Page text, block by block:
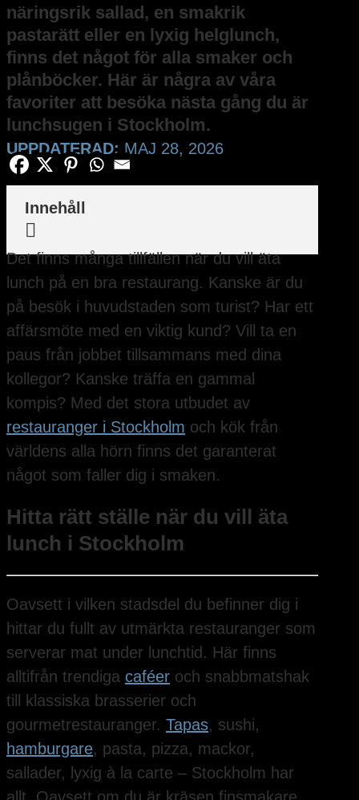
näringsrik sallad, en smakrik
pastarätt eller en lyxig helglunch,
finns det något för alla smaker och
plånböcker. Här är några av våra
favoriter att besöka nästa gång du är
lunchsugen i Stockholm.
UPPDATERAD: MAJ 28, 2026
Innehåll

Det finns många tillfällen när du vill äta
lunch på en bra restaurang. Kanske är du
på besök i huvudstaden som turist? Har ett
affärsmöte med en viktig kund? Vill ta en
paus från jobbet tillsammans med dina
kollegor? Kanske träffa en gammal
kompis? Med det stora utbudet av
restauranger i Stockholm och kök från
världens alla hörn finns det garanterat
något som faller dig i smaken.
Hitta rätt ställe när du vill äta
lunch i Stockholm
Oavsett i vilken stadsdel du befinner dig i
hittar du fullt av utmärkta restauranger som
serverar mat under lunchtid. Här finns
alltifrån trendiga caféer och snabbmatshak
till klassiska brasserier och
gourmetrestauranger. Tapas, sushi,
hamburgare, pasta, pizza, mackor,
sallader, lyxig à la carte – Stockholm har